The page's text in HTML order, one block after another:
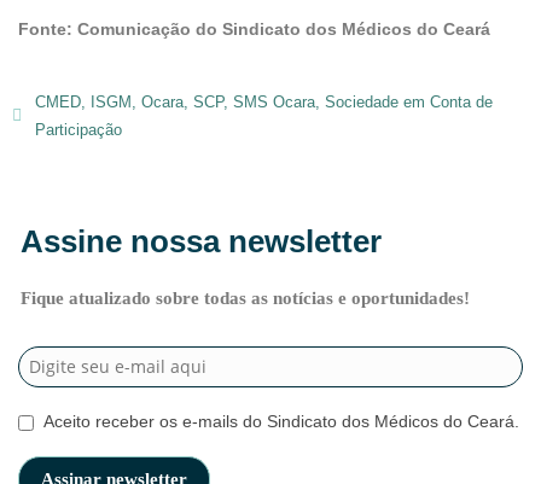
Fonte: Comunicação do Sindicato dos Médicos do Ceará
CMED, ISGM , Ocara, SCP, SMS Ocara, Sociedade em Conta de
Participação
Assine nossa newsletter
Fique atualizado sobre todas as notícias e oportunidades!
Aceito receber os e-mails do Sindicato dos Médicos do Ceará.